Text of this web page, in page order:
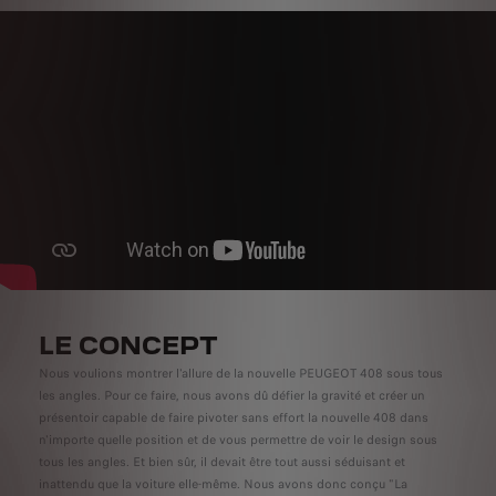
LE CONCEPT
Nous voulions montrer l'allure de la nouvelle PEUGEOT 408 sous tous
les angles. Pour ce faire, nous avons dû défier la gravité et créer un
présentoir capable de faire pivoter sans effort la nouvelle 408 dans
n'importe quelle position et de vous permettre de voir le design sous
tous les angles. Et bien sûr, il devait être tout aussi séduisant et
inattendu que la voiture elle-même. Nous avons donc conçu "La